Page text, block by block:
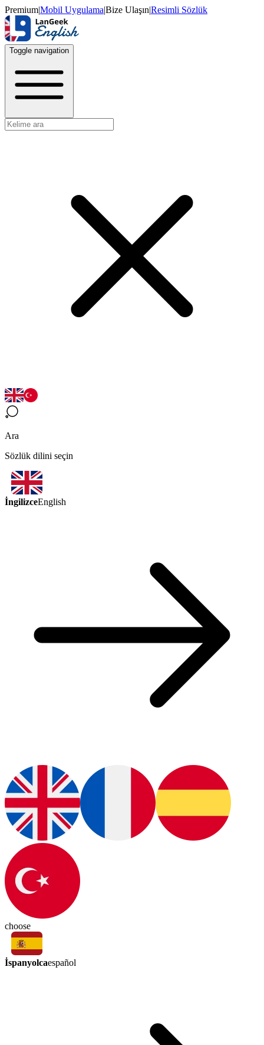
Premium|Mobil Uygulama|Bize Ulaşın|Resimli Sözlük
Toggle navigation
Ara
Sözlük dilini seçin
İngilizceEnglish
choose
İspanyolcaespañol